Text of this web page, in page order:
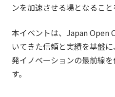
ンを加速させる場となること
本イベントは、Japan Open
いてきた信頼と実績を基盤
発イノベーションの最前線
す。